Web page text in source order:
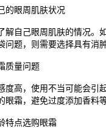
的眼周肌肤状况
解自己眼周肌肤的情况。
问题，则需要选择具有消
质量问题
度高，使用不当可能会引
眼霜，避免过度添加香料
特点选购眼霜